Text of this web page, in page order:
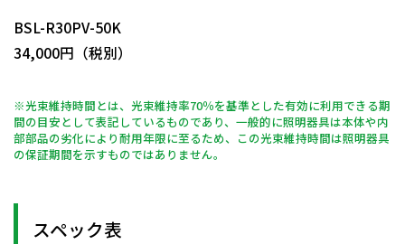
BSL-R30PV-50K
34,000円（税別）
※光束維持時間とは、光束維持率70％を基準とした有効に利用できる期
間の目安として表記しているものであり、一般的に照明器具は本体や内
部部品の劣化により耐用年限に至るため、この光束維持時間は照明器具
の保証期間を示すものではありません。
スペック表